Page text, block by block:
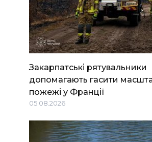
Закарпатські рятувальники
допомагають гасити
пожежі у Франції
05.08.2026